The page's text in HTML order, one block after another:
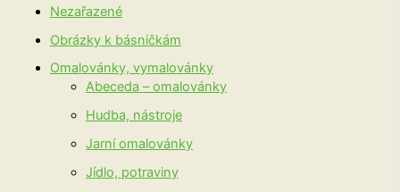
Nezařazené
Obrázky k básničkám
Omalovánky, vymalovánky
Abeceda – omalovánky
Hudba, nástroje
Jarní omalovánky
Jídlo, potraviny